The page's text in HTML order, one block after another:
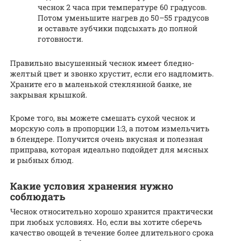
чеснок 2 часа при температуре 60 градусов.
Потом уменьшите нагрев до 50–55 градусов
и оставьте зубчики подсыхать до полной
готовности.
Правильно высушенный чеснок имеет бледно-
желтый цвет и звонко хрустит, если его надломить.
Храните его в маленькой стеклянной банке, не
закрывая крышкой.
Кроме того, вы можете смешать сухой чеснок и
морскую соль в пропорции 1:3, а потом измельчить
в блендере. Получится очень вкусная и полезная
приправа, которая идеально подойдет для мясных
и рыбных блюд.
Какие условия хранения нужно
соблюдать
Чеснок относительно хорошо хранится практически
при любых условиях. Но, если вы хотите сберечь
качество овощей в течение более длительного срока